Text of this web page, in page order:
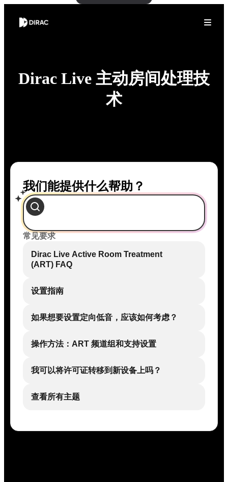
Dirac Live 主动房间处理技
术
我们能提供什么帮助？
常见要求
Dirac Live Active Room Treatment
(ART) FAQ
设置指南
如果想要设置定向低音，应该如何考虑？
操作方法：ART 频道组和支持设置
我可以将许可证转移到新设备上吗？
查看所有主题